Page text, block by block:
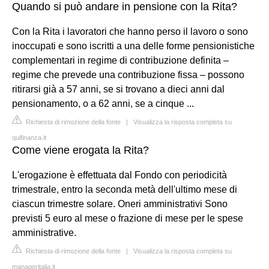
Quando si può andare in pensione con la Rita?
Con la Rita i lavoratori che hanno perso il lavoro o sono
inoccupati e sono iscritti a una delle forme pensionistiche
complementari in regime di contribuzione definita –
regime che prevede una contribuzione fissa – possono
ritirarsi già a 57 anni, se si trovano a dieci anni dal
pensionamento, o a 62 anni, se a cinque ...
Richiesta di rimozione della fonte | Visualizza la risposta completa su
quifinanza.it
Come viene erogata la Rita?
L'erogazione è effettuata dal Fondo con periodicità
trimestrale, entro la seconda metà dell'ultimo mese di
ciascun trimestre solare. Oneri amministrativi Sono
previsti 5 euro al mese o frazione di mese per le spese
amministrative.
Richiesta di rimozione della fonte | Visualizza la risposta completa su
manageritalia.it